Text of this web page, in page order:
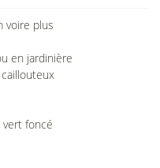
nos propositions commerciales à
désinscrire à tout moment en
voire plus
en jardinière
vert foncé